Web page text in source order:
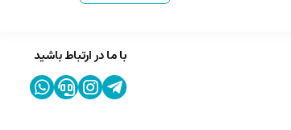
با ما در ارتباط باشید